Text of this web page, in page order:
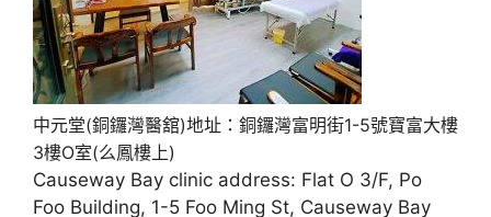
中元堂(銅鑼灣醫舘)地址：銅鑼灣富明街1-5號寶富大樓
3樓O室(么鳳樓上)
Causeway Bay clinic address: Flat O 3/F, Po
Foo Building, 1-5 Foo Ming St, Causeway Bay